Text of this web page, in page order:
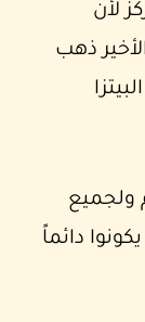
لأن
ذهب
ولجميع
دائماً